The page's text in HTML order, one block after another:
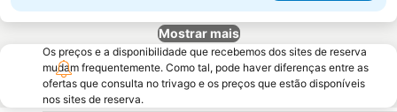
Mostrar mais
Os preços e a disponibilidade que recebemos dos sites de reserva
mudam frequentemente. Como tal, pode haver diferenças entre as
ofertas que consulta no trivago e os preços que estão disponíveis
nos sites de reserva.